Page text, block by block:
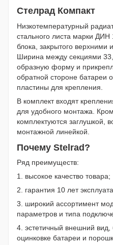
Стелрад Компакт
Низкотемпературный
стального листа марки
блока, закрытого верхними
Ширина между секциями
образную форму и
обратной стороне батареи
пластины для крепления.
В комплект входят
для удобного монтажа.
комплектуются заглушкой,
монтажной линейкой.
Почему Stelrad?
Ряд преимуществ:
1. высокое качество товара;
2. гарантия 10 лет
3. широкий ассортимент
параметров и типа
4. эстетичный внешний вид,
оцинковке батареи и